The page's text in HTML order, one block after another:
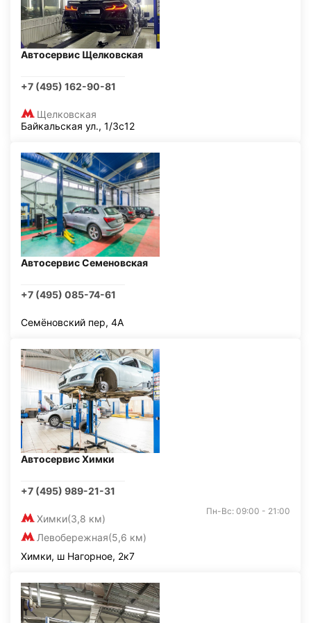
Автосервис Щелковская
+7 (495) 162-90-81
Щелковская
Байкальская ул., 1/3с12
Автосервис Семеновская
+7 (495) 085-74-61
Семёновский пер, 4А
Автосервис Химки
+7 (495) 989-21-31
Химки(3,8 км)
Левобережная(5,6 км)
Пн-Вс: 09:00 - 21:00
Химки, ш Нагорное, 2к7